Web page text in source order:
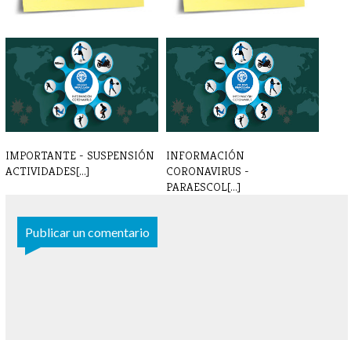
INSCRIPCIONES
PARAESCOLARES 24 - 25
INSCRIPCIONES
PARAESCOLARES 2022 - [...]
IMPORTANTE - SUSPENSIÓN
ACTIVIDADES[...]
INFORMACIÓN
CORONAVIRUS -
PARAESCOL[...]
Publicar un comentario